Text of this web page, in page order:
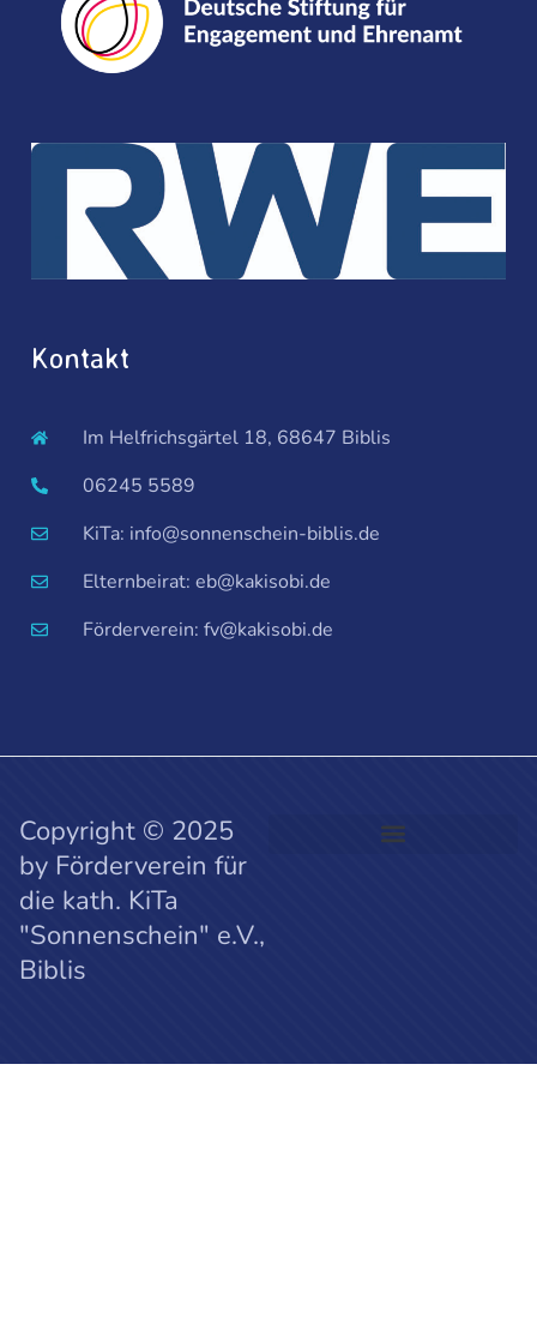
Kontakt
Im Helfrichsgärtel 18, 68647 Biblis
06245 5589
KiTa: info@sonnenschein-biblis.de
Elternbeirat: eb@kakisobi.de
Förderverein: fv@kakisobi.de
Copyright © 2025
by Förderverein für
die kath. KiTa
"Sonnenschein" e.V.,
Biblis